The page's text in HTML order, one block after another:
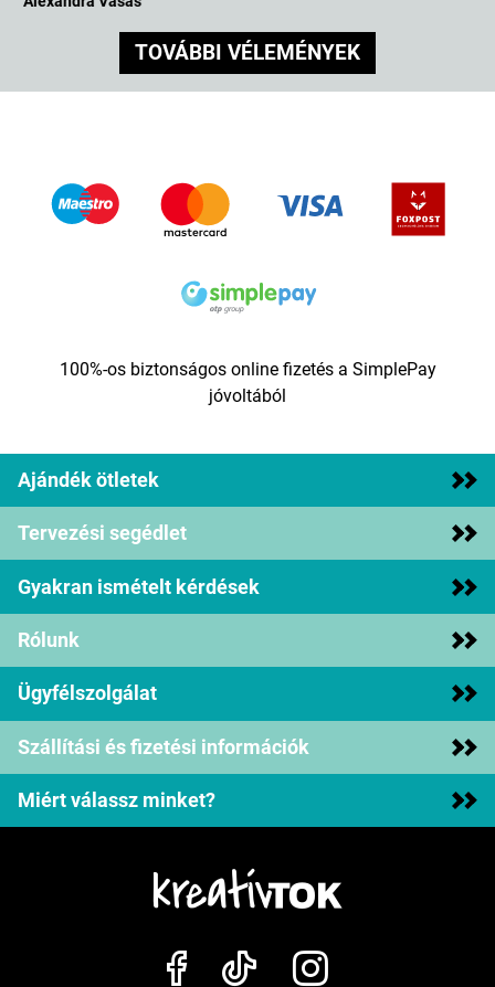
TOVÁBBI VÉLEMÉNYEK
100%-os biztonságos online fizetés a SimplePay
jóvoltából
Ajándék ötletek
Tervezési segédlet
Gyakran ismételt kérdések
Rólunk
Ügyfélszolgálat
Szállítási és fizetési információk
Miért válassz minket?